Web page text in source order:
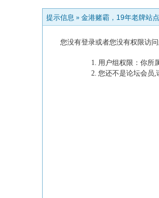
提示信息 » 金港赌霸，19年老牌站
您没有登录或者您没有权限访
用户组权限：你所
您还不是论坛会员,